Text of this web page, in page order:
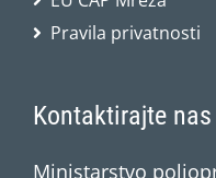
Pravila privatnosti
Kontaktirajte nas
Ministarstvo